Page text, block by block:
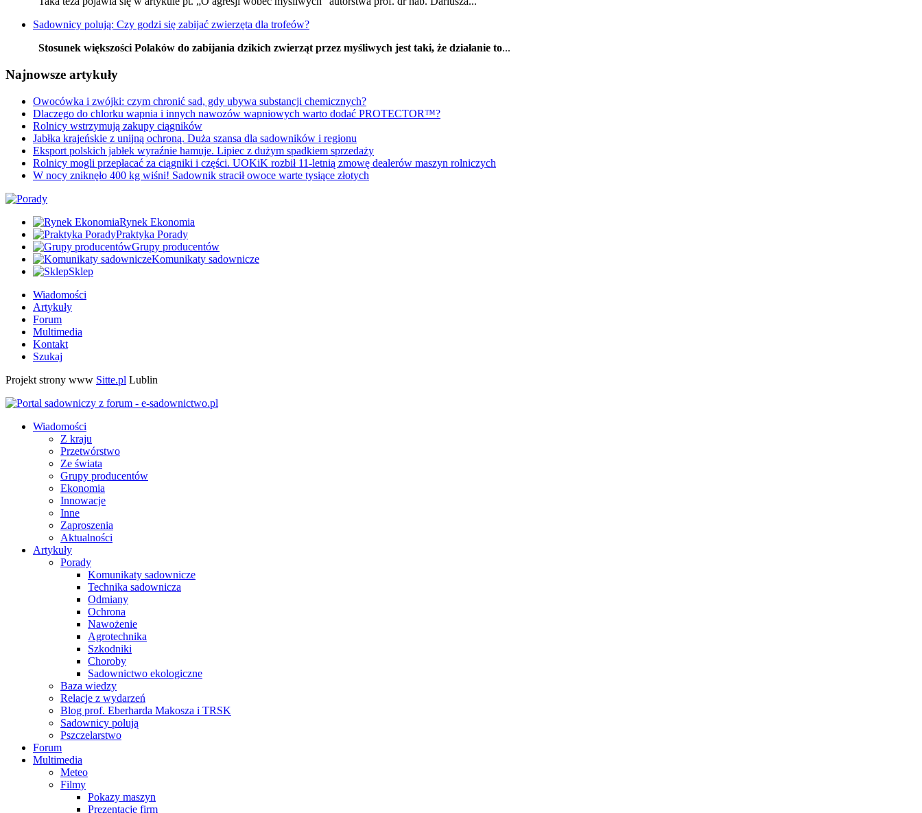
Sadownicy polują: Czy godzi się zabijać zwierzęta dla trofeów?
Stosunek większości Polaków do zabijania dzikich zwierząt przez myśliwych jest taki, że działanie to...
Najnowsze artykuły
Owocówka i zwójki: czym chronić sad, gdy ubywa substancji chemicznych?
Dlaczego do chlorku wapnia i innych nawozów wapniowych warto dodać PROTECTOR™?
Rolnicy wstrzymują zakupy ciągników
Jabłka krajeńskie z unijną ochroną. Duża szansa dla sadowników i regionu
Eksport polskich jabłek wyraźnie hamuje. Lipiec z dużym spadkiem sprzedaży
Rolnicy mogli przepłacać za ciągniki i części. UOKiK rozbił 11-letnią zmowę dealerów maszyn rolniczych
W nocy zniknęło 400 kg wiśni! Sadownik stracił owoce warte tysiące złotych
Rynek Ekonomia
Praktyka Porady
Grupy producentów
Komunikaty sadownicze
Sklep
Wiadomości
Artykuły
Forum
Multimedia
Kontakt
Szukaj
Projekt strony www Sitte.pl Lublin
Wiadomości
Z kraju
Przetwórstwo
Ze świata
Grupy producentów
Ekonomia
Innowacje
Inne
Zaproszenia
Aktualności
Artykuły
Porady
Komunikaty sadownicze
Technika sadownicza
Odmiany
Ochrona
Nawożenie
Agrotechnika
Szkodniki
Choroby
Sadownictwo ekologiczne
Baza wiedzy
Relacje z wydarzeń
Blog prof. Eberharda Makosza i TRSK
Sadownicy polują
Pszczelarstwo
Forum
Multimedia
Meteo
Filmy
Pokazy maszyn
Prezentacje firm